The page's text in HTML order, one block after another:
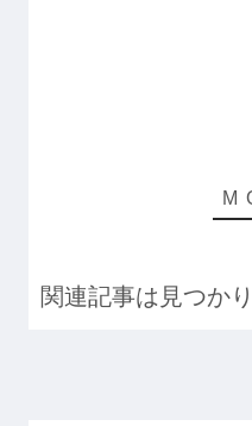
関連記事は見つか